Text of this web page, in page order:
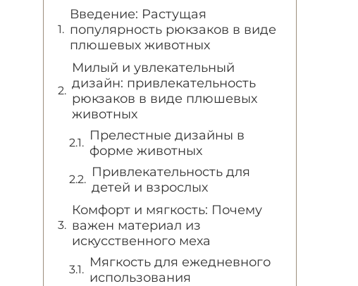
Введение: Растущая
популярность рюкзаков в виде
плюшевых животных
Милый и увлекательный
дизайн: привлекательность
рюкзаков в виде плюшевых
животных
Прелестные дизайны в
форме животных
Привлекательность для
детей и взрослых
Комфорт и мягкость: Почему
важен материал из
искусственного меха
Мягкость для ежедневного
использования